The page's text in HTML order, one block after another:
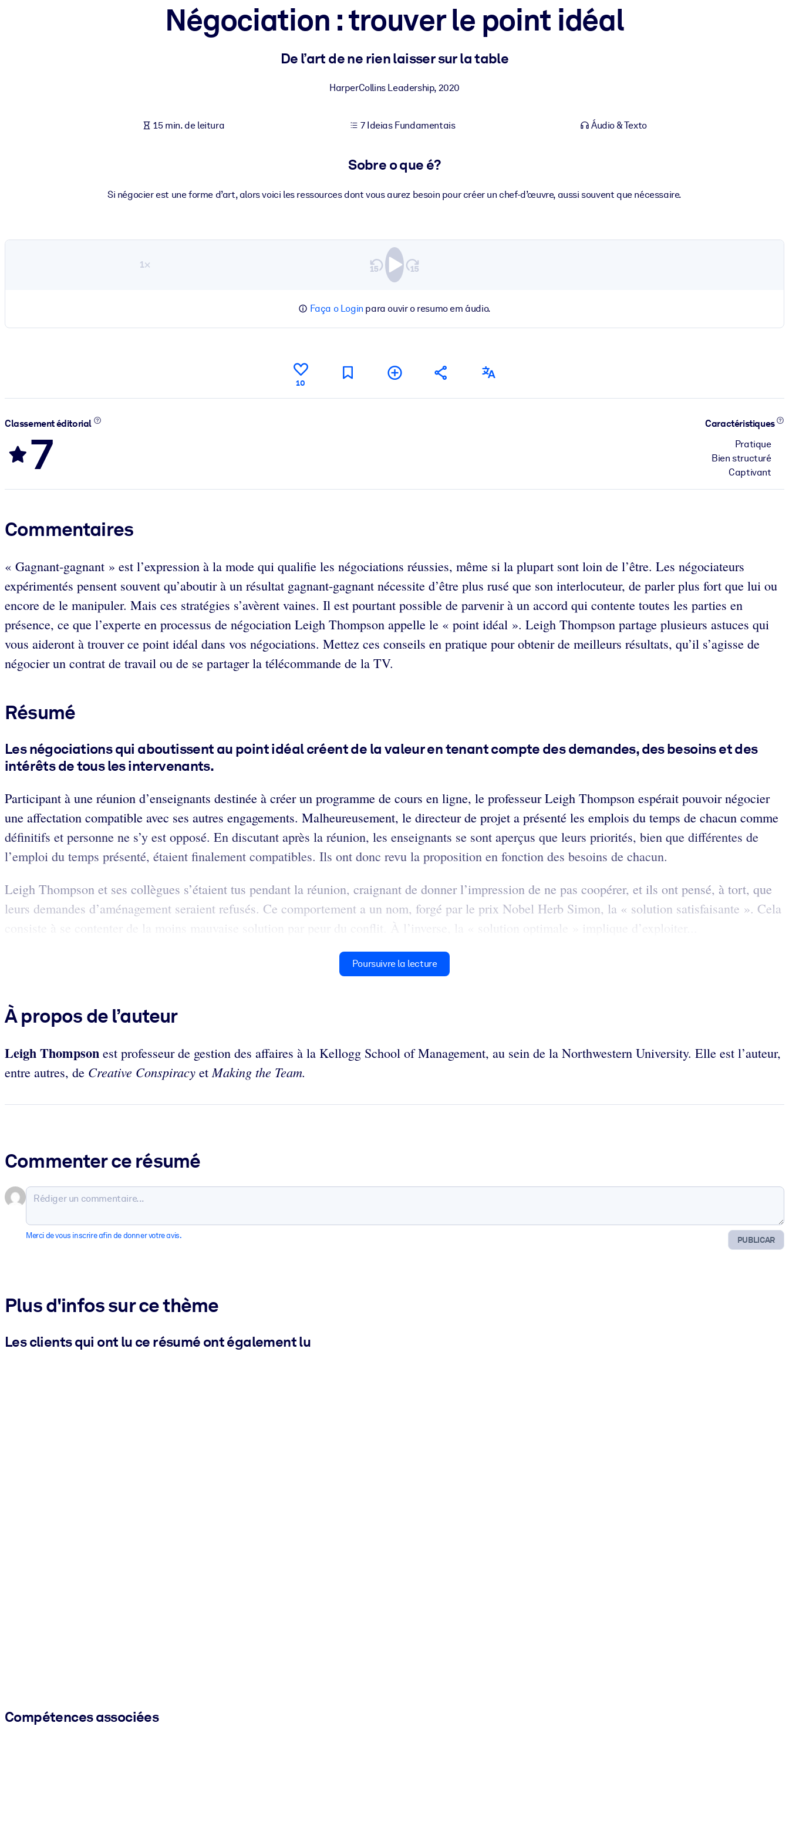
Enriqueça sua biblioteca corporativa com conhecimento de negócios confiável e pronto para uso.
Alimente seus sistemas de IA com conhecimento confiável e estruturado para melhorar os resultados.
Négociation : trouver le point idéal
De l’art de ne rien laisser sur la table
HarperCollins Leadership, 2020
15 min. de leitura 7 Ideias Fundamentais Áudio & Texto
Sobre o que é?
Si négocier est une forme d’art, alors voici les ressources dont vous aurez besoin pour créer un chef-d’œuvre, aussi souvent que nécessaire.
1×
Faça o Login para ouvir o resumo em áudio.
10
Classement éditorial
7
Caractéristiques
Pratique
Bien structuré
Captivant
Commentaires
« Gagnant-gagnant » est l’expression à la mode qui qualifie les négociations réussies, même si la plupart sont loin de l’être. Les négociateurs
expérimentés pensent souvent qu’aboutir à un résultat gagnant-gagnant nécessite d’être plus rusé que son interlocuteur, de parler plus fort que lui ou
encore de le manipuler. Mais ces stratégies s’avèrent vaines. Il est pourtant possible de parvenir à un accord qui contente toutes les parties en
présence, ce que l’experte en processus de négociation Leigh Thompson appelle le « point idéal ». Leigh Thompson partage plusieurs astuces qui
vous aideront à trouver ce point idéal dans vos négociations. Mettez ces conseils en pratique pour obtenir de meilleurs résultats, qu’il s’agisse de
négocier un contrat de travail ou de se partager la télécommande de la TV.
Résumé
Les négociations qui aboutissent au point idéal créent de la valeur en tenant compte des demandes, des besoins et des
intérêts de tous les intervenants.
​​Participant à une réunion d’enseignants destinée à créer un programme de cours en ligne, le professeur Leigh Thompson espérait pouvoir négocier
une affectation compatible avec ses autres engagements. Malheureusement, le directeur de projet a présenté les emplois du temps de chacun comme
définitifs et personne ne s’y est opposé. En discutant après la réunion, les enseignants se sont aperçus que leurs priorités, bien que différentes de
l’emploi du temps présenté, étaient finalement compatibles. Ils ont donc revu la proposition en fonction des besoins de chacun.
Leigh Thompson et ses collègues s’étaient tus pendant la réunion, craignant de donner l’impression de ne pas coopérer, et ils ont pensé, à tort, que
leurs demandes d’aménagement seraient refusés. Ce comportement a un nom, forgé par le prix Nobel Herb Simon, la « solution satisfaisante ». Cela
consiste à se contenter de la moins mauvaise solution par peur du conflit. À l’inverse, la « solution optimale » implique d’exploiter...
Poursuivre la lecture
À propos de l’auteur
Leigh Thompson est professeur de gestion des affaires à la Kellogg School of Management, au sein de la Northwestern University. Elle est l’auteur,
entre autres, de Creative Conspiracy etMaking the Team.
Commenter ce résumé
PUBLICAR
Merci de vous inscrire afin de donner votre avis.
Plus d'infos sur ce thème
Les clients qui ont lu ce résumé ont également lu
Compétences associées